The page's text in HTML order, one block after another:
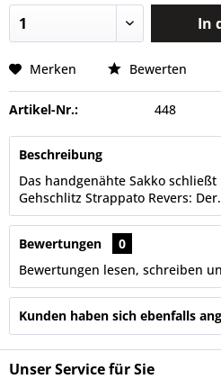
In
Merken Bewerten
Artikel-Nr.: 448
Beschreibung
Das handgenähte Sakko
Gehschlitz Strappato Revers:
Bewertungen
0
Bewertungen lesen, schreiben
Kunden haben sich ebenfalls
Unser Service für Sie